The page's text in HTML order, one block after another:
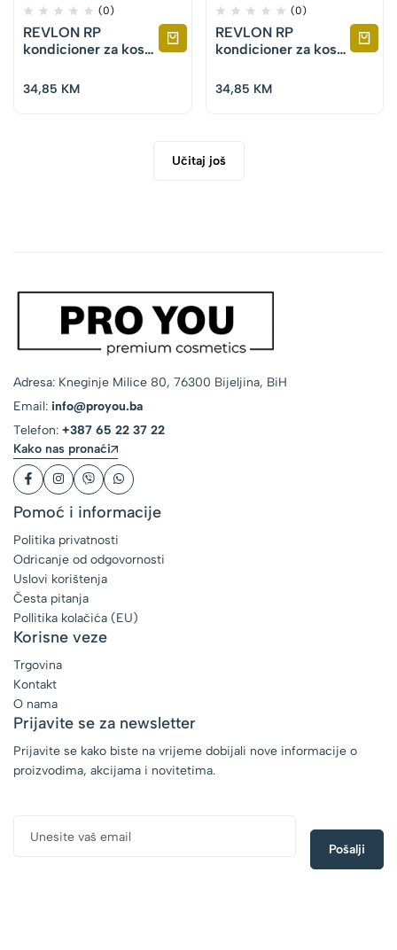
(0)
REVLON RP
kondicioner za kosu
Detangling 200 ml
34,85 KM
(0)
REVLON RP
kondicioner za kosu
Detangling
Conditioner 200 ml
34,85 KM
Učitaj još
Adresa: Kneginje Milice 80, 76300 Bijeljina, BiH
Email: info@proyou.ba
Telefon: +387 65 22 37 22
Kako nas pronaći
Pomoć i informacije
Politika privatnosti
Odricanje od odgovornosti
Uslovi korištenja
Česta pitanja
Pollitika kolačića (EU)
Korisne veze
Trgovina
Kontakt
O nama
Prijavite se za newsletter
Prijavite se kako biste na vrijeme dobijali nove informacije o
proizvodima, akcijama i novitetima.